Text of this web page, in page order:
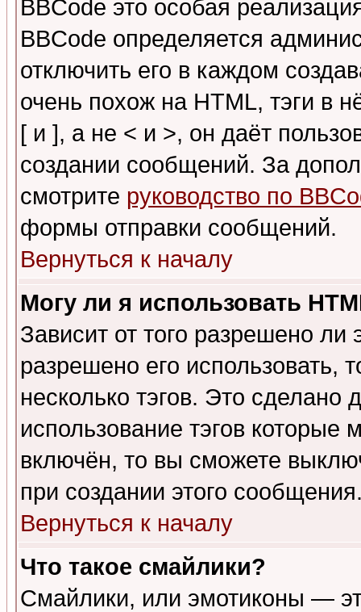
BBCode это особая
BBCode определяется
отключить его в каждом
очень похож на HTML, тэги в
[ и ], а не < и >, он даёт
создании сообщений. За
смотрите руководство по
формы отправки сообщений.
Вернуться к началу
Могу ли я использовать
Зависит от того разрешено
разрешено его использовать,
несколько тэгов. Это сделано
использование тэгов
включён, то вы сможете
при создании этого
Вернуться к началу
Что такое смайлики?
Смайлики, или эмотиконы —